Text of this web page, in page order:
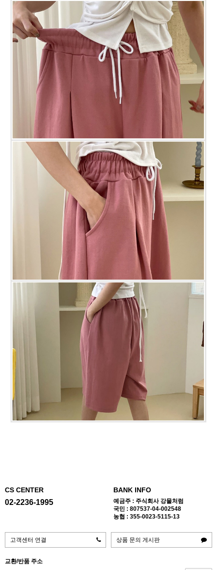
CS CENTER
02-2236-1995
BANK INFO
예금주 : 주식회사 강물처럼
국민 : 807537-04-002548
농협 : 355-0023-5115-13
고객센터 연결 상품 문의 게시판
교환/반품 주소